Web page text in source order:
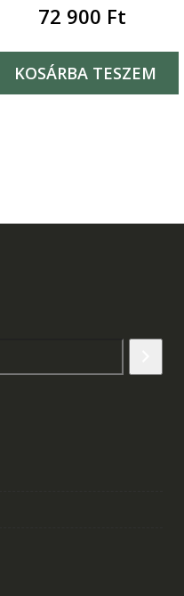
72 900 Ft
KOSÁRBA TESZEM